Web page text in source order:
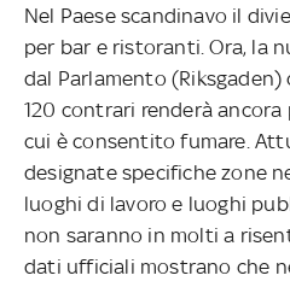
Nel Paese scandinavo il
per bar e ristoranti. Ora, la
dal Parlamento (Riksgaden)
120 contrari renderà
cui è consentito fumare.
designate specifiche zone
luoghi di lavoro e luoghi
non saranno in molti a
dati ufficiali mostrano che